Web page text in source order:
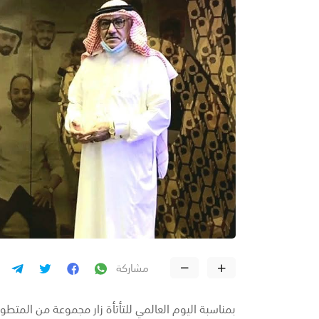
مشاركة
بمناسبة اليوم العالمي للتأتأة زار مجموعة من